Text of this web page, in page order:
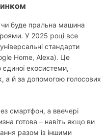
буде пральна машина
У 2025 році все
стандарти
Home, Alexa). Це
екосистеми,
а й за допомогою голосових
смартфон, а ввечері
готова – навіть якщо ви
разом із іншими